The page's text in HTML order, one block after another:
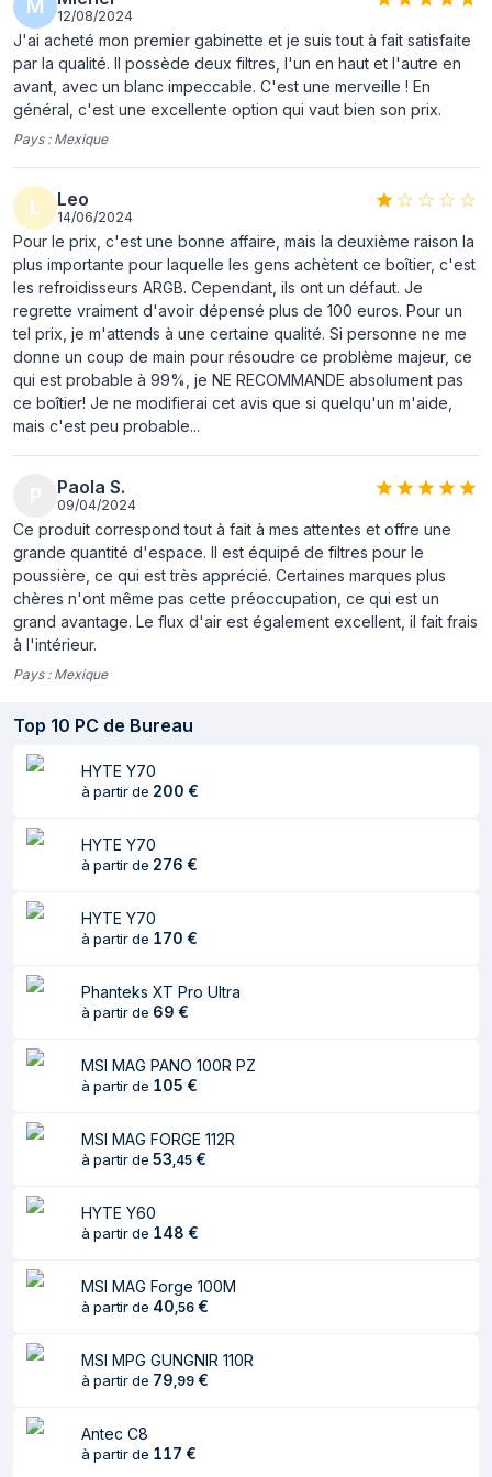
Hauteur 491 mm
Refroidissement
installés avant
Ventilateurs avant
maximum
Prise en charge
des diamètres des
ventilateurs avants
120,140 mm
Ventilateurs arrières
installés
1x 120 mm
Ventilateurs arrières
maximaux
1
diamètres des
ventilateurs arrières
Ventilateurs
supérieurs
maximaux
3
Pris en charge des
diamètres des
supérieurs
Ventilateurs
inférieurs maximaux
diamètres des
ventilateurs
Vitesse du
0 - 1000 tr/min
Tailles des
radiateurs avant
prises en charge
120,140,240,280,360 mm
Tailles des
prises en charge
120,140 mm
Tailles des
radiateurs
supérieurs prises
en charge
Alimentation Electrique
inclus
Tailles de disques
2.5,3.5"
M 12/08/2024
J'ai acheté mon premier gabinette et je suis tout à fait satisfaite
par la qualité. Il possède deux filtres, l'un en haut et l'autre en
avant, avec un blanc impeccable. C'est une merveille ! En
général, c'est une excellente option qui vaut bien son prix.
Pays : Mexique
L Leo
14/06/2024
Pour le prix, c'est une bonne affaire, mais la deuxième raison la
plus importante pour laquelle les gens achètent ce boîtier, c'est
les refroidisseurs ARGB. Cependant, ils ont un défaut. Je
regrette vraiment d'avoir dépensé plus de 100 euros. Pour un
tel prix, je m'attends à une certaine qualité. Si personne ne me
donne un coup de main pour résoudre ce problème majeur, ce
qui est probable à 99%, je NE RECOMMANDE absolument pas
ce boîtier! Je ne modifierai cet avis que si quelqu'un m'aide,
mais c'est peu probable...
Paola S.
09/04/2024
Ce produit correspond tout à fait à mes attentes et offre une
grande quantité d'espace. Il est équipé de filtres pour le
poussière, ce qui est très apprécié. Certaines marques plus
chères n'ont même pas cette préoccupation, ce qui est un
grand avantage. Le flux d'air est également excellent, il fait frais
à l'intérieur.
Pays : Mexique
Top 10 PC de Bureau
HYTE Y70
à partir de 200 €
HYTE Y70
à partir de 276 €
HYTE Y70
à partir de 170 €
Phanteks XT Pro Ultra
à partir de 69 €
MSI MAG PANO 100R PZ
à partir de 105 €
MSI MAG FORGE 112R
à partir de 53 45 €
HYTE Y60
à partir de 148 €
MSI MAG Forge 100M
à partir de 40 56 €
MSI MPG GUNGNIR 110R
à partir de 79 99 €
Antec C8
à partir de 117 €